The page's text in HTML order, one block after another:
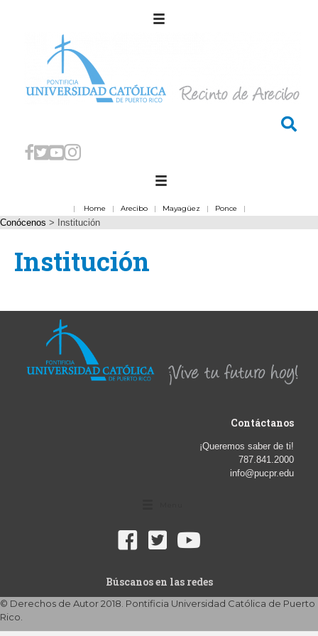
| Home | Arecibo| Mayagüez | Ponce |
Conócenos > Institución
Institución
Contáctanos
¡Queremos saber de ti!
787.841.2000
info@pucpr.edu
Búscanos en las redes
© Derechos de Autor 2018. Pontificia Universidad Católica de Puerto
Rico.